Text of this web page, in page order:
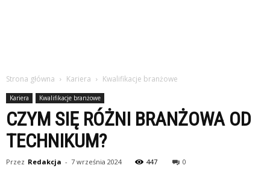
Strona główna Kariera Kwalifikacje branżowe
Kariera Kwalifikacje branżowe
CZYM SIĘ RÓŻNI BRANŻOWA OD
TECHNIKUM?
Przez Redakcja - 7 września 2024 447 0